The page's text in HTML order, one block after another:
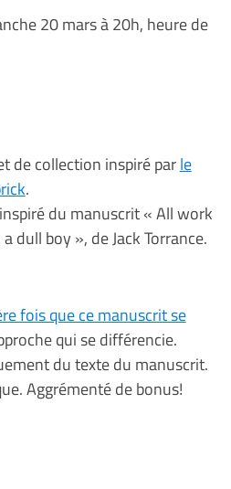
20 mars à 20h, heure de
de collection inspiré parle
.
du manuscrit « All work
dull boy », de Jack Torrance.
fois que ce manuscrit se
qui se différencie.
du texte du manuscrit.
Aggrémenté de bonus!